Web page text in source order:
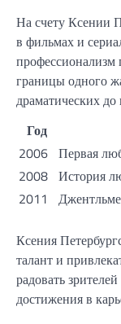
На счету Ксении
в фильмах и
профессионализм
границы одного
драматических
Год
2006 Первая
2008 История
2011
Ксения
талант и
радовать
достижения в